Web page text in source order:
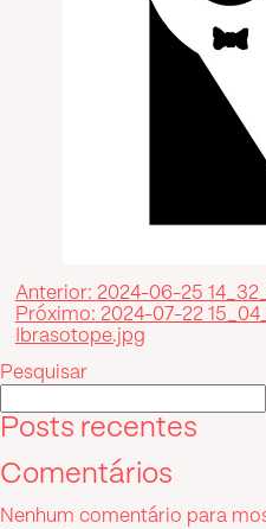
Navegação
de
Post
Anterior: 2024-06-25
Próximo: 2024-07-22
Ibrasotope.jpg
Pesquisar
Posts recentes
Comentários
Nenhum comentário para